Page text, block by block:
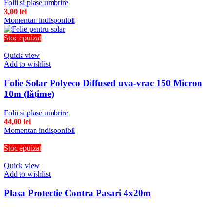
Folii si plase umbrire
3,00 lei
Momentan indisponibil
Stoc epuizat
Quick view
Add to wishlist
Folie Solar Polyeco Diffused uva-vrac 150 Micron
10m (lățime)
Folii si plase umbrire
44,00 lei
Momentan indisponibil
Stoc epuizat
Quick view
Add to wishlist
Plasa Protectie Contra Pasari 4x20m